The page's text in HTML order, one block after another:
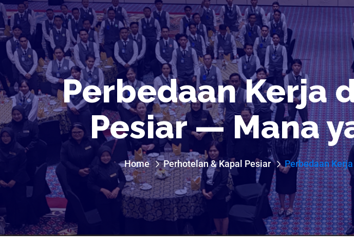
Perbedaan Kerja
Pesiar — Mana
Home Perhotelan & Kapal Pesiar Perbedaan